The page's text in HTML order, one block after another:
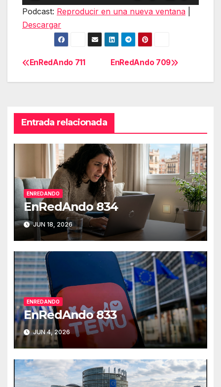
de
Podcast: Reproducir en una nueva ventana
Descargar
Navegación
de
entradas
EnRedAndo 709
EnRedAndo 711
Entrada relacionada
ENREDANDO
EnRedAndo 834
JUN 18, 2026
ENREDANDO
EnRedAndo 833
JUN 4, 2026